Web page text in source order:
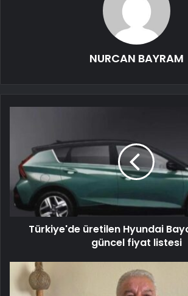
NURCAN BAYRAM
Türkiye'de üretilen Hyundai
güncel fiyat listesi